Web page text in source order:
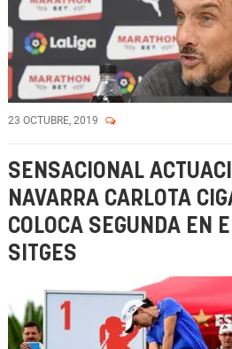
23 OCTUBRE, 2019
SENSACIONAL
NAVARRA CARLOTA
COLOCA SEGUNDA EN
SITGES